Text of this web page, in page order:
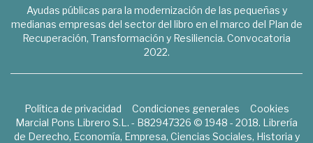
Ayudas públicas para la modernización de las pequeñas y
medianas empresas del sector del libro en el marco del Plan de
Recuperación, Transformación y Resiliencia. Convocatoria
2022.
Política de privacidad Condiciones generales
Cookies
Marcial Pons Librero S.L. - B82947326 © 1948 - 2018. Librería
de Derecho, Economía, Empresa, Ciencias Sociales, Historia y